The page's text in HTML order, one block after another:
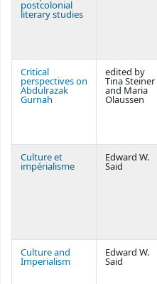
postcolonial
literary studies
Critical
perspectives on
Abdulrazak
Gurnah
edited by
Tina Steiner
and Maria
Olaussen
Culture et
impérialisme
Edward W.
Said
Culture and
Imperialism
Edward W.
Said